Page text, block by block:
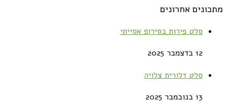
מתכונים אחרונים
סלט פירות בסירופ אסייתי
12 בדצמבר 2025
סלט דלורית צלויה
13 בנובמבר 2025